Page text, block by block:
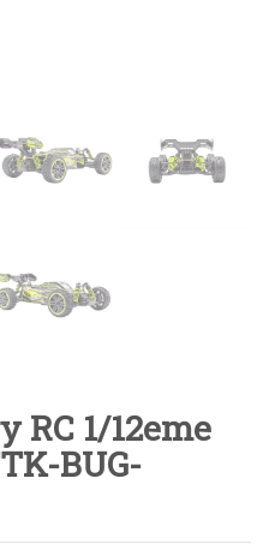
RC 1/12eme
BUG-